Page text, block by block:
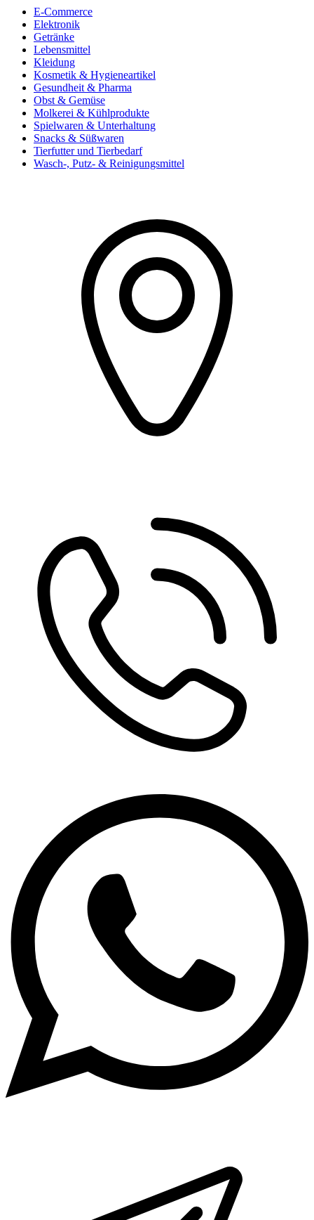
E-Commerce
Elektronik
Getränke
Lebensmittel
Kleidung
Kosmetik & Hygieneartikel
Gesundheit & Pharma
Obst & Gemüse
Molkerei & Kühlprodukte
Spielwaren & Unterhaltung
Snacks & Süßwaren
Tierfutter und Tierbedarf
Wasch-, Putz- & Reinigungsmittel